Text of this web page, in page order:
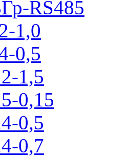
RS485
1,0
0,5
1,5
0,15
0,5
0,7